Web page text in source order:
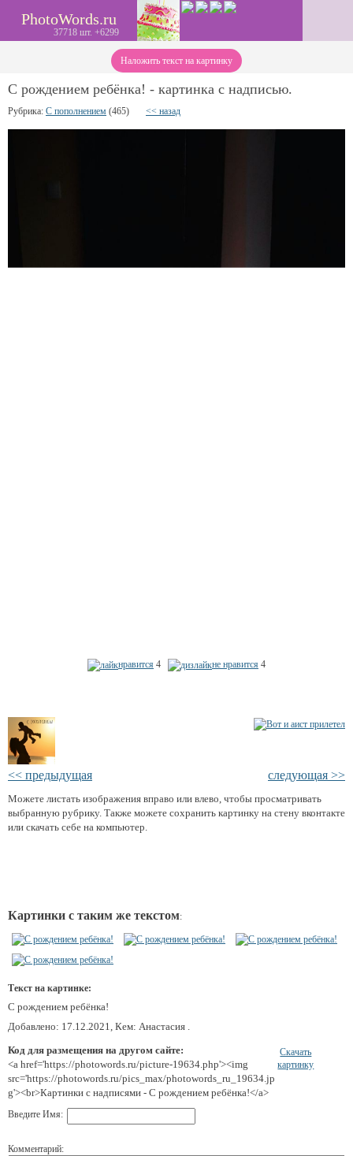
PhotoWords.ru
37718 шт. +6299
Наложить текст на картинку
С рождением ребёнка! - картинка с надписью.
Рубрика: С пополнением (465) << назад
нравится 4 не нравится 4
<< предыдущая следующая >>
Можете листать изображения вправо или влево, чтобы просматривать
выбранную рубрику. Также можете сохранить картинку на стену вконтакте
или скачать себе на компьютер.
Картинки с таким же текстом:
Текст на картинке:
С рождением ребёнка!
Добавлено: 17.12.2021, Кем: Анастасия .
Код для размещения на другом сайте:
<a href='https://photowords.ru/picture-19634.php'><img
src='https://photowords.ru/pics_max/photowords_ru_19634.jp
g'><br>Картинки с надписями - С рождением ребёнка!</a>
Скачать
картинку
Введите Имя:
Комментарий: